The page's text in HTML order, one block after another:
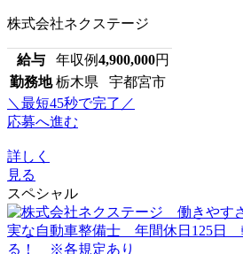
株式会社ネクステージ
給与 年収例4,900,000円
勤務地 栃木県 宇都宮市
＼最短45秒で完了／
応募へ進む
詳しく
見る
スペシャル